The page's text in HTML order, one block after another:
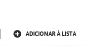
ADICIONAR À LISTA